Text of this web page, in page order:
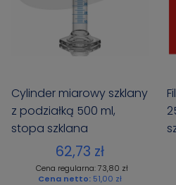
Cylinder miarowy szklany
z podziałką 500 ml,
stopa szklana
sześciokątna, Certyfikat
62,73 zł
Cena regularna: 73,80 zł
Cena netto: 51,00 zł